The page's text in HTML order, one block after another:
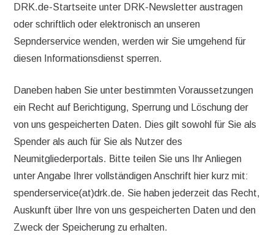
DRK.de-Startseite unter DRK-Newsletter austragen
oder schriftlich oder elektronisch an unseren
Sepnderservice wenden, werden wir Sie umgehend für
diesen Informationsdienst sperren.
Daneben haben Sie unter bestimmten Voraussetzungen
ein Recht auf Berichtigung, Sperrung und Löschung der
von uns gespeicherten Daten. Dies gilt sowohl für Sie als
Spender als auch für Sie als Nutzer des
Neumitgliederportals. Bitte teilen Sie uns Ihr Anliegen
unter Angabe Ihrer vollständigen Anschrift hier kurz mit:
spenderservice(at)drk.de. Sie haben jederzeit das Recht,
Auskunft über Ihre von uns gespeicherten Daten und den
Zweck der Speicherung zu erhalten.